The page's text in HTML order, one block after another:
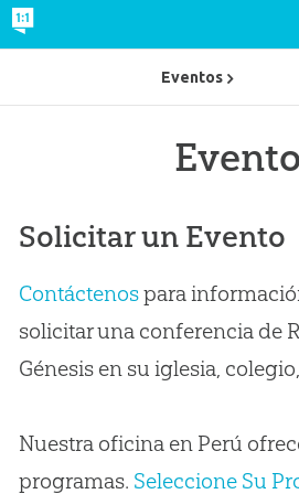
Solicitar un Evento
Contáctenospara
solicitar una conferencia de
Génesis en su iglesia,
Nuestra oficina en Perú
programas. Seleccione Su
Eventos